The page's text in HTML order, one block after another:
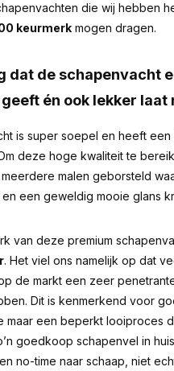
die wij hebben
keurmerk mogen dragen.
dat de schapenvacht
én ook lekker laat
is super soepel en heeft een
deze hoge kwaliteit te
malen geborsteld
een geweldig mooie glans
van deze premium
. Het viel ons namelijk op dat
de markt een zeer
Dit is kenmerkend voor
maar een beperkt looiproces
goedkoop schapenvel in
no-time naar schaap, niet